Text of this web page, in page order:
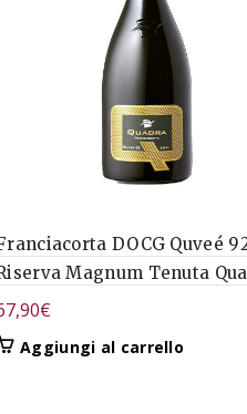
DOCG Quveé
Magnum Tenuta
€
Aggiungi al carrello